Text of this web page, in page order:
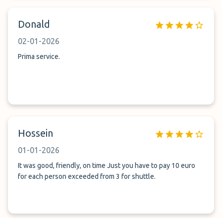
Donald
02-01-2026
Prima service.
Hossein
01-01-2026
It was good, friendly, on time Just you have to pay 10 euro
for each person exceeded from 3 for shuttle.